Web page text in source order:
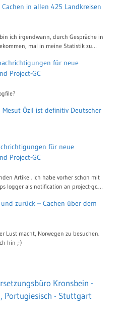
in allen 425 Landkreisen
ich irgendwann, durch Gespräche in
mal in meine Statistik zu…
für neue
Project-GC
Mesut Özil ist definitiv Deutscher
für neue
Project-GC
Artikel. Ich habe vorher schon mit
logger als notification an project-gc.…
zurück – Cachen über dem
Lust macht, Norwegen zu besuchen.
hin ;-)
Kronsbein -
Portugiesisch - Stuttgart